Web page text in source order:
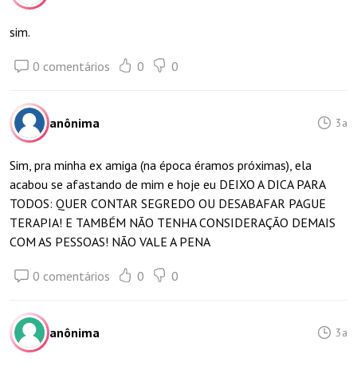
sim.
0 comentários 0 0
anônima 3a
Sim, pra minha ex amiga (na época éramos próximas), ela
acabou se afastando de mim e hoje eu DEIXO A DICA PARA
TODOS: QUER CONTAR SEGREDO OU DESABAFAR PAGUE
TERAPIA! E TAMBÉM NÃO TENHA CONSIDERAÇÃO DEMAIS
COM AS PESSOAS! NÃO VALE A PENA
0 comentários 0 0
anônima 3a